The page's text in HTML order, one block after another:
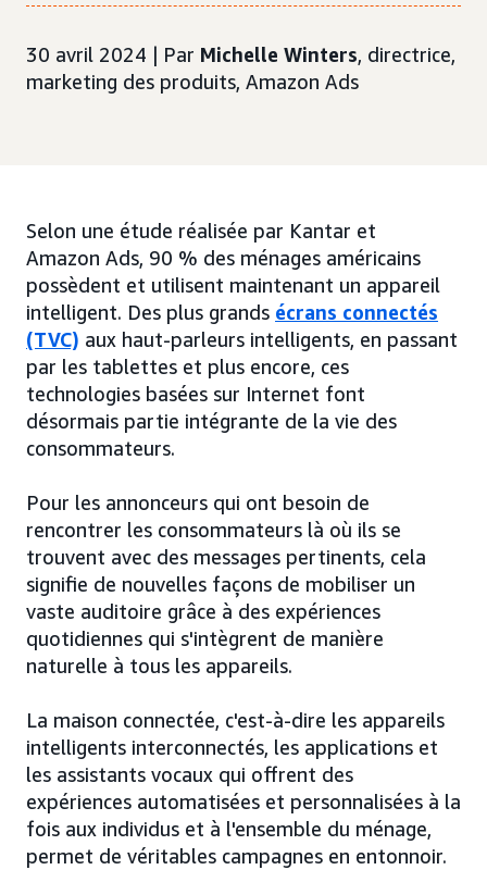
30 avril 2024 | Par Michelle Winters, directrice,
marketing des produits, Amazon Ads
Selon une étude réalisée par Kantar et
Amazon Ads, 90 % des ménages américains
possèdent et utilisent maintenant un appareil
intelligent. Des plus grands écrans connectés
(TVC) aux haut-parleurs intelligents, en passant
par les tablettes et plus encore, ces
technologies basées sur Internet font
désormais partie intégrante de la vie des
consommateurs.
Pour les annonceurs qui ont besoin de
rencontrer les consommateurs là où ils se
trouvent avec des messages pertinents, cela
signifie de nouvelles façons de mobiliser un
vaste auditoire grâce à des expériences
quotidiennes qui s'intègrent de manière
naturelle à tous les appareils.
La maison connectée, c'est-à-dire les appareils
intelligents interconnectés, les applications et
les assistants vocaux qui offrent des
expériences automatisées et personnalisées à la
fois aux individus et à l'ensemble du ménage,
permet de véritables campagnes en entonnoir.